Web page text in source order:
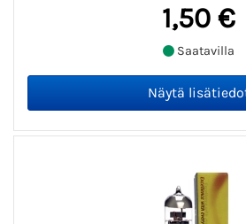
1,50 €
Saatavilla